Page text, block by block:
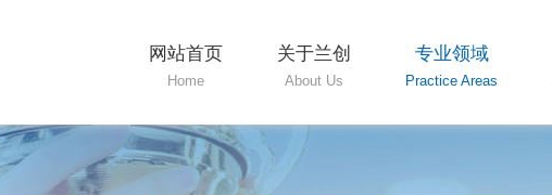
网站首页
Home
关于兰创
About Us
专业领域
Practice Areas